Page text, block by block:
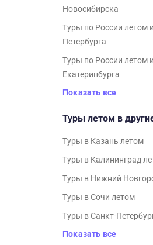
Новосибирска
Туры по России летом
Петербурга
Туры по России летом
Екатеринбурга
Показать все
Туры летом в
Туры в Казань летом
Туры в Калининград
Туры в Нижний
Туры в Сочи летом
Туры в Санкт-
Показать все